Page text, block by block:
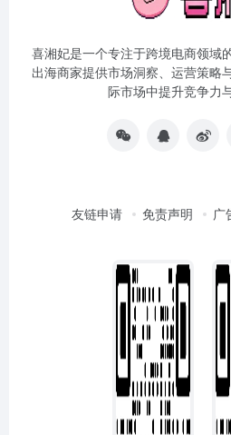
喜湘妃是一个专注于跨境电商领域
出海商家提供市场洞察、运营策略
际市场中提升竞争力
友链申请 免责声明 广